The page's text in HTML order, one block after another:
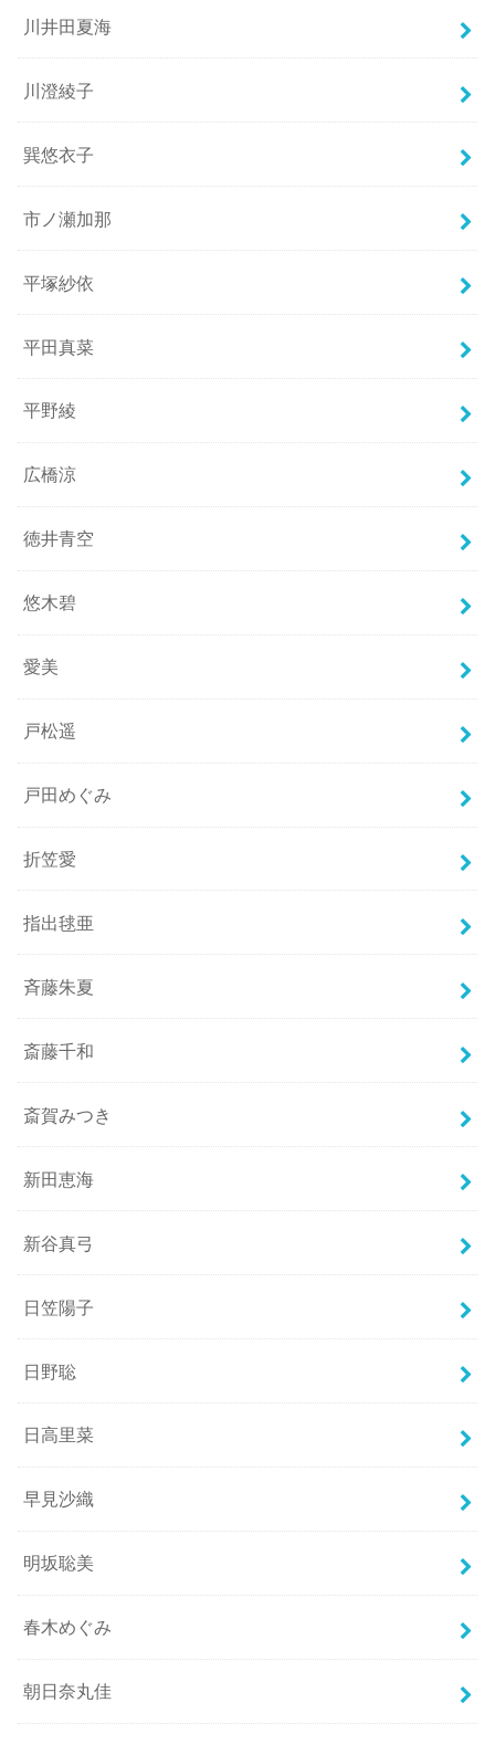
川井田夏海
川澄綾子
巽悠衣子
市ノ瀬加那
平塚紗依
平田真菜
平野綾
広橋涼
徳井青空
悠木碧
愛美
戸松遥
戸田めぐみ
折笠愛
指出毬亜
斉藤朱夏
斎藤千和
斎賀みつき
新田恵海
新谷真弓
日笠陽子
日野聡
日高里菜
早見沙織
明坂聡美
春木めぐみ
朝日奈丸佳